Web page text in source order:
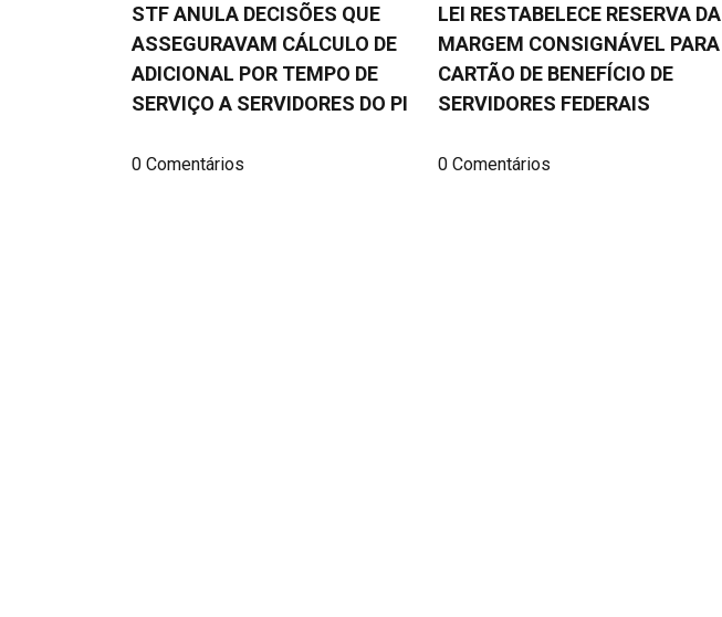
STF ANULA DECISÕES QUE
ASSEGURAVAM CÁLCULO DE
ADICIONAL POR TEMPO DE
SERVIÇO A SERVIDORES DO PI
0 Comentários
LEI RESTABELECE RESERVA DA
MARGEM CONSIGNÁVEL PARA
CARTÃO DE BENEFÍCIO DE
SERVIDORES FEDERAIS
0 Comentários